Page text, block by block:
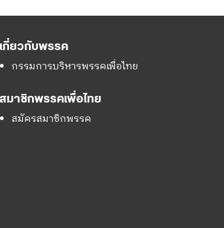
เกี่ยวกับพรรค
กรรมการบริหารพรรคเพื่อไทย
สมาชิกพรรคเพื่อไทย
สมัครสมาชิกพรรค